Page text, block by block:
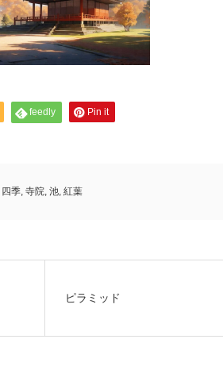
feedly Pin it
四季, 寺院, 池, 紅葉
ピラミッド